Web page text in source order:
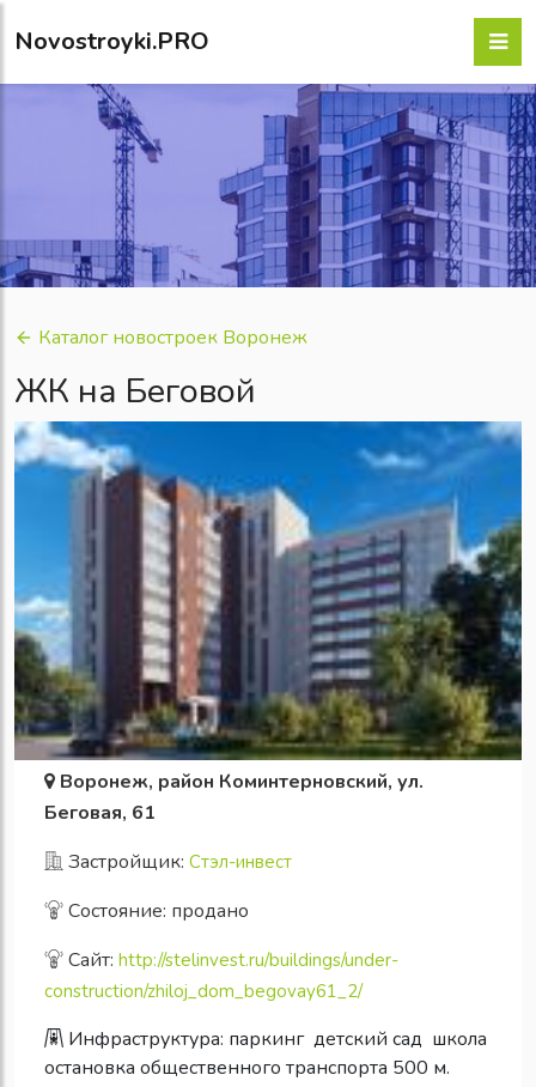
Novostroyki.PRO
Каталог новостроек Воронеж
ЖК на Беговой
Воронеж, район Коминтерновский, ул.
Беговая, 61
Застройщик: Стэл-инвест
Состояние: продано
Сайт: http://stelinvest.ru/buildings/under-
construction/zhiloj_dom_begovay61_2/
Инфраструктура: паркинг детский сад школа
остановка общественного транспорта 500 м.